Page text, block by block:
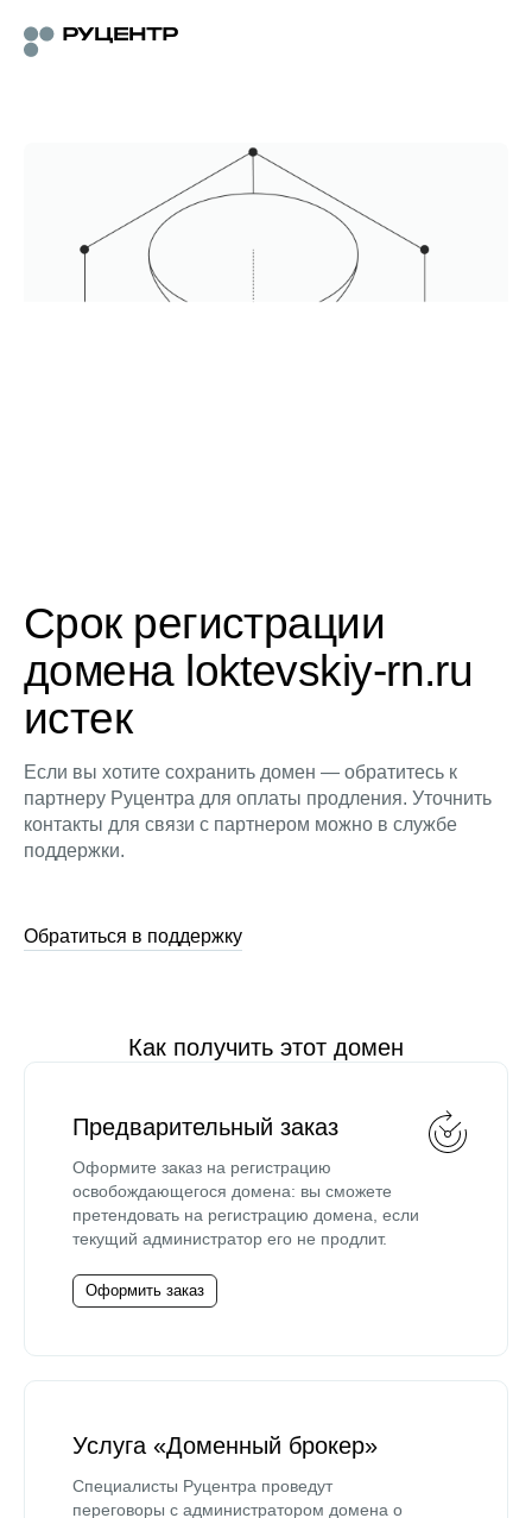
Срок регистрации
домена loktevskiy-rn.ru
истек
Если вы хотите сохранить домен — обратитесь к
партнеру Руцентра для оплаты продления. Уточнить
контакты для связи с партнером можно в службе
поддержки.
Обратиться в поддержку
Как получить этот домен
Предварительный заказ
Оформите заказ на регистрацию
освобождающегося домена: вы сможете
претендовать на регистрацию домена, если
текущий администратор его не продлит.
Оформить заказ
Услуга «Доменный брокер»
Специалисты Руцентра проведут
переговоры с администратором домена о